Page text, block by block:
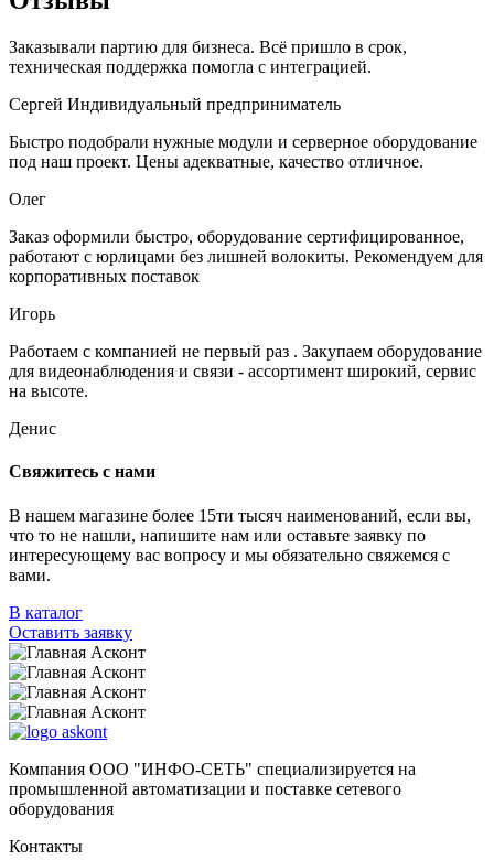
Заказывали партию для бизнеса. Всё пришло в срок,
техническая поддержка помогла с интеграцией.
Сергей Индивидуальный предприниматель
Быстро подобрали нужные модули и серверное оборудование
под наш проект. Цены адекватные, качество отличное.
Олег
Заказ оформили быстро, оборудование сертифицированное,
работают с юрлицами без лишней волокиты. Рекомендуем для
корпоративных поставок
Игорь
Работаем с компанией не первый раз . Закупаем оборудование
для видеонаблюдения и связи - ассортимент широкий, сервис
на высоте.
Денис
Свяжитесь с нами
В нашем магазине более 15ти тысяч наименований, если вы,
что то не нашли, напишите нам или оставьте заявку по
интересующему вас вопросу и мы обязательно свяжемся с
вами.
В каталог
Оставить заявку
Компания ООО "ИНФО-СЕТЬ" специализируется на
промышленной автоматизации и поставке сетевого
оборудования
Контакты